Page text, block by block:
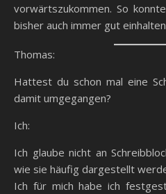
vorwärtszukommen. So
bisher auch immer gut
Thomas:
Hattest du schon mal eine
damit umgegangen?
Ich:
Ich glaube nicht an
wie sie häufig dargestellt
Ich für mich habe ich